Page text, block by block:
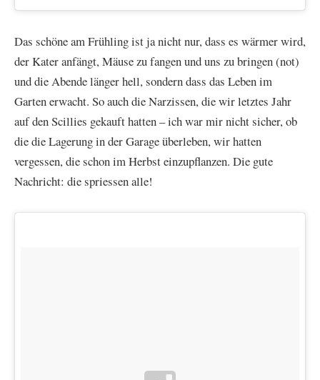
Das schöne am Frühling ist ja nicht nur, dass es wärmer wird,
der Kater anfängt, Mäuse zu fangen und uns zu bringen (not)
und die Abende länger hell, sondern dass das Leben im
Garten erwacht. So auch die Narzissen, die wir letztes Jahr
auf den Scillies gekauft hatten – ich war mir nicht sicher, ob
die die Lagerung in der Garage überleben, wir hatten
vergessen, die schon im Herbst einzupflanzen. Die gute
Nachricht: die spriessen alle!